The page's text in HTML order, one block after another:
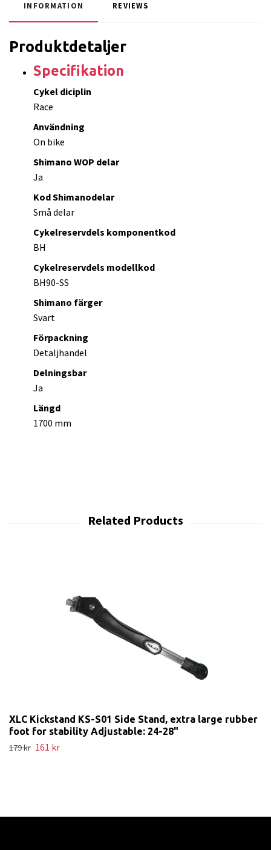
INFORMATION REVIEWS
Produktdetaljer
Specifikation
Cykel diciplin
Race
Användning
On bike
Shimano WOP delar
Ja
Kod Shimanodelar
Små delar
Cykelreservdels komponentkod
BH
Cykelreservdels modellkod
BH90-SS
Shimano färger
Svart
Förpackning
Detaljhandel
Delningsbar
Ja
Längd
1700 mm
XLC Kickstand KS-S01 Side Stand, extra large rubber
foot for stability Adjustable: 24-28"
179 kr 161 kr